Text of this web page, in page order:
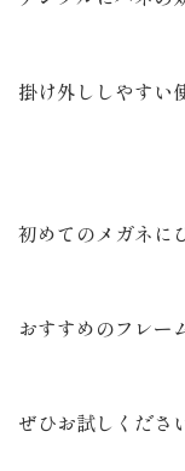
掛け外ししやすい
初めてのメガネに
おすすめのフレー
ぜひお試しくださ